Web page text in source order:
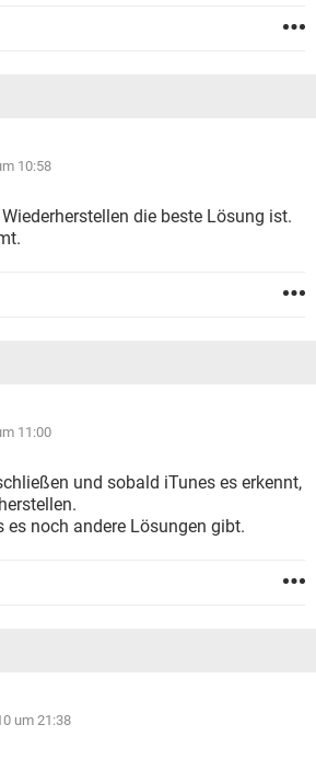
10:58
die beste Lösung ist.
11:00
und sobald iTunes es erkennt,
es noch andere Lösungen gibt.
um 21:38